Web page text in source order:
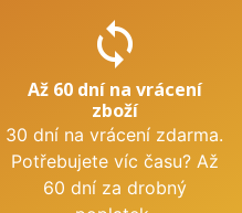
sync
Až 60 dní na vrácení
zboží
30 dní na vrácení zdarma.
Potřebujete víc času? Až
60 dní za drobný